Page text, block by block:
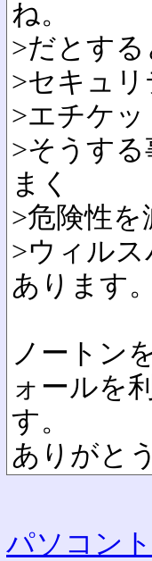
ね。
>だとす
>セキュ
>エチケッ
>そうす
まく
>危険性を
>ウィル
あります。
ノートン
ォールを
す。
ありがと
パソコン